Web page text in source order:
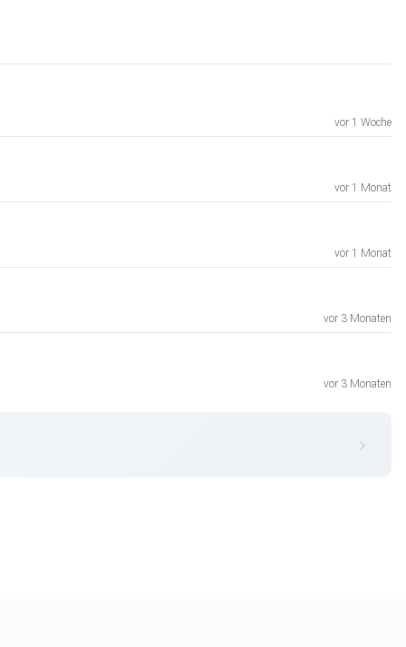
vor 1 Woche
vor 1 Monat
vor 1 Monat
vor 3 Monaten
vor 3 Monaten